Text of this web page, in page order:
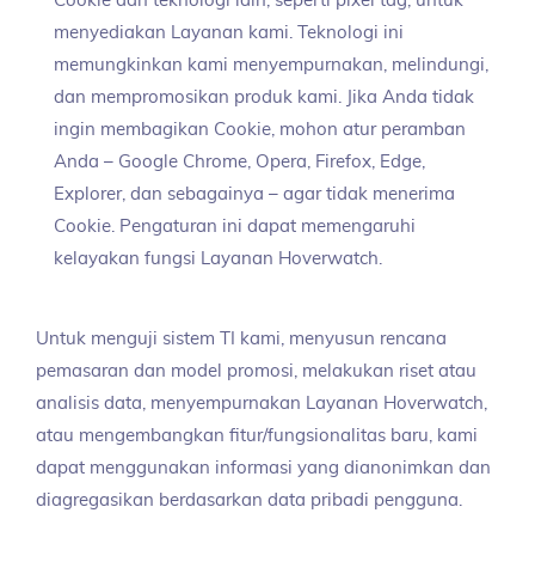
menyediakan Layanan kami. Teknologi ini
memungkinkan kami menyempurnakan, melindungi,
dan mempromosikan produk kami. Jika Anda tidak
ingin membagikan Cookie, mohon atur peramban
Anda – Google Chrome, Opera, Firefox, Edge,
Explorer, dan sebagainya – agar tidak menerima
Cookie. Pengaturan ini dapat memengaruhi
kelayakan fungsi Layanan Hoverwatch.
Untuk menguji sistem TI kami, menyusun rencana
pemasaran dan model promosi, melakukan riset atau
analisis data, menyempurnakan Layanan Hoverwatch,
atau mengembangkan fitur/fungsionalitas baru, kami
dapat menggunakan informasi yang dianonimkan dan
diagregasikan berdasarkan data pribadi pengguna.